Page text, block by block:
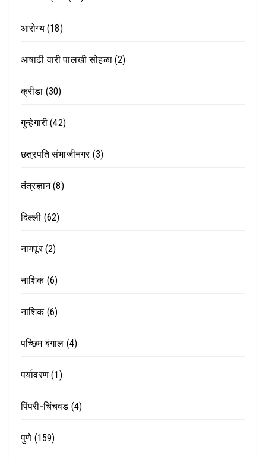
आरोग्य(18)
आषाढी वारी पालखी सोहळा(2)
क्रीडा (30)
गुन्हेगारी (42)
छत्रपति संभाजीनगर(3)
तंत्रज्ञान(8)
दिल्ली (62)
नागपूर(2)
नाशिक(6)
नाशिक(6)
पच्छिम बंगाल (4)
पर्यावरण (1)
पिंपरी-चिंचवड (4)
पुणे (159)